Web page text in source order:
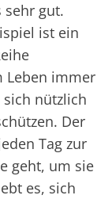
sehr gut.
ist ein
Leben immer
nützlich
Der
Tag zur
geht, um sie
es, sich